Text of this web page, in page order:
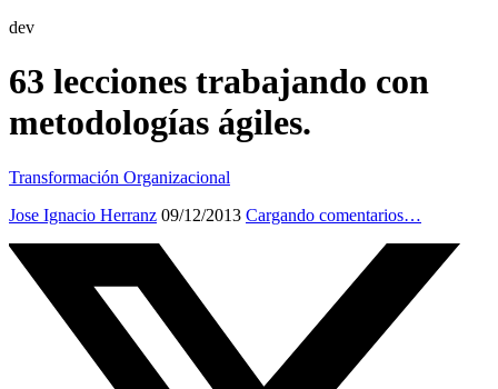
dev
63 lecciones trabajando con
metodologías ágiles.
Transformación Organizacional
Jose Ignacio Herranz 09/12/2013 Cargando comentarios…